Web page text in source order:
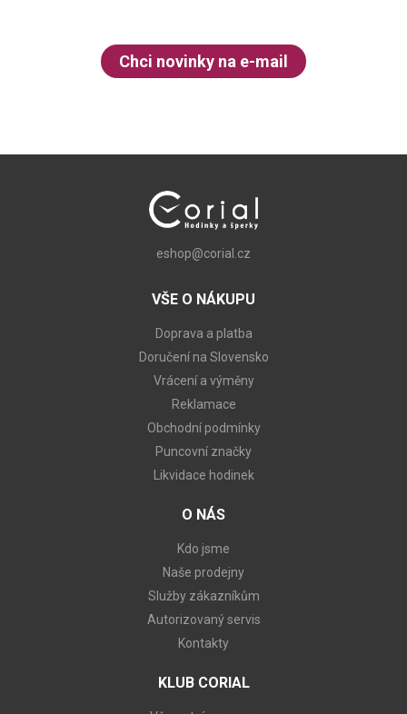
Chci novinky na e-mail
eshop@corial.cz
VŠE O NÁKUPU
Doprava a platba
Doručení na Slovensko
Vrácení a výměny
Reklamace
Obchodní podmínky
Puncovní značky
Likvidace hodinek
O NÁS
Kdo jsme
Naše prodejny
Služby zákazníkům
Autorizovaný servis
Kontakty
KLUB CORIAL